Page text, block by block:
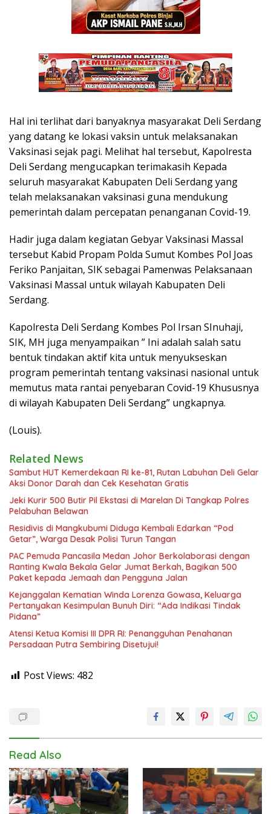
Hal ini terlihat dari banyaknya masyarakat Deli Serdang
yang datang ke lokasi vaksin untuk melaksanakan
Vaksinasi sejak pagi. Melihat hal tersebut, Kapolresta
Deli Serdang mengucapkan terimakasih Kepada
seluruh masyarakat Kabupaten Deli Serdang yang
telah melaksanakan vaksinasi guna mendukung
pemerintah dalam percepatan penanganan Covid-19.
Hadir juga dalam kegiatan Gebyar Vaksinasi Massal
tersebut Kabid Propam Polda Sumut Kombes Pol Joas
Feriko Panjaitan, SIK sebagai Pamenwas Pelaksanaan
Vaksinasi Massal untuk wilayah Kabupaten Deli
Serdang.
Kapolresta Deli Serdang Kombes Pol Irsan SInuhaji,
SIK, MH juga menyampaikan ” Ini adalah salah satu
bentuk tindakan aktif kita untuk menyukseskan
program pemerintah tentang vaksinasi nasional untuk
memutus mata rantai penyebaran Covid-19 Khususnya
di wilayah Kabupaten Deli Serdang” ungkapnya.
(Louis).
Related News
Sambut HUT Kemerdekaan RI ke-81, Rutan Labuhan Deli Gelar
Aksi Donor Darah dan Cek Kesehatan Gratis
Jeki Kurir 500 Butir Pil Ekstasi di Marelan Di Tangkap Polres
Pelabuhan Belawan
Residivis di Mangkubumi Diduga Kembali Edarkan “Pod
Getar”, Warga Desak Polisi Turun Tangan
PAC Pemuda Pancasila Medan Johor Berkolaborasi dengan
Ranting Kwala Bekala Gelar Jumat Berkah, Bagikan 500
Paket kepada Jemaah dan Pengguna Jalan
Kejanggalan Kematian Winda Lorenza Gowasa, Keluarga
Pertanyakan Kesimpulan Bunuh Diri: “Ada Indikasi Tindak
Pidana”
Atensi Ketua Komisi III DPR RI: Penangguhan Penahanan
Persadaan Putra Sembiring Disetujui!
Post Views: 482
Read Also